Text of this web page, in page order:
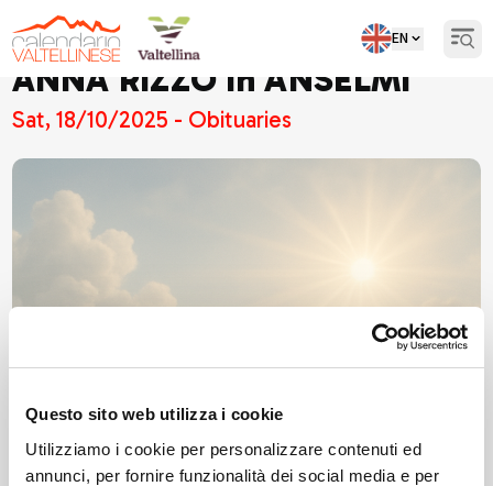
Questo sito web utilizza i cookie
Utilizziamo i cookie per personalizzare contenuti ed
annunci, per fornire funzionalità dei social media e per
EN
ANNA RIZZO in ANSELMI
Sat, 18/10/2025 - Obituaries